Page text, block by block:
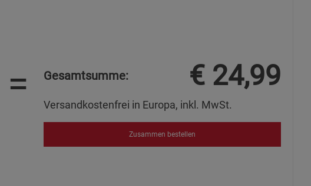
= Gesamtsumme: € 24,99
Versandkostenfrei in Europa, inkl. MwSt.
Zusammen bestellen
Marketing Cookies